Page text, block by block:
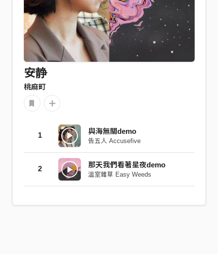
安静
桃麻町
1 與海無關demo
告五人 Accusefive
2 那天我們看著星夜demo
溫室雜草 Easy Weeds